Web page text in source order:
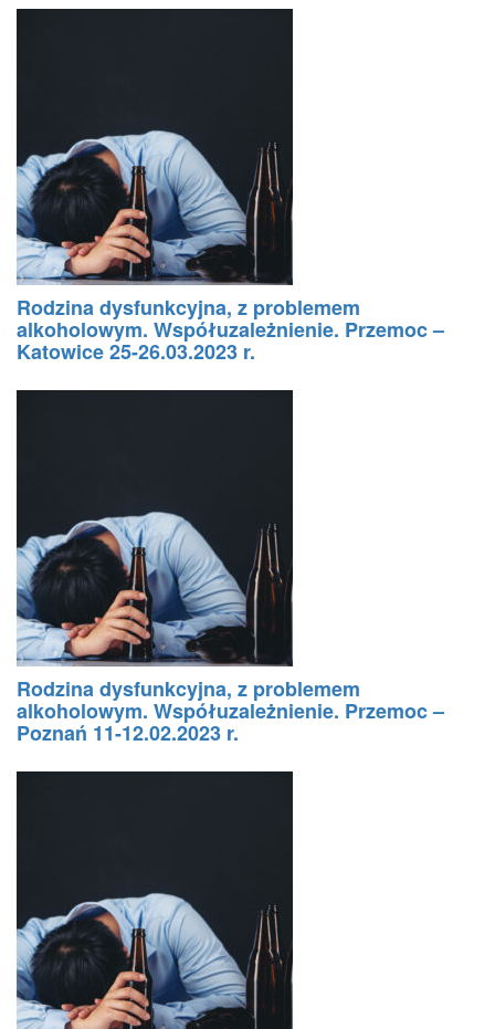
Rodzina dysfunkcyjna, z problemem
alkoholowym. Współuzależnienie. Przemoc –
Katowice 25-26.03.2023 r.
Rodzina dysfunkcyjna, z problemem
alkoholowym. Współuzależnienie. Przemoc –
Poznań 11-12.02.2023 r.